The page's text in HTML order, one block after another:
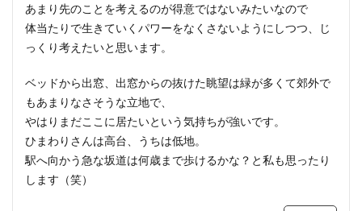
あまり先のことを考えるのが得意ではないみたいなので
体当たりで生きていくパワーをなくさないようにしつつ、じ
っくり考えたいと思います。
ベッドから出窓、出窓からの抜けた眺望は緑が多くて郊外で
もあまりなさそうな立地で、
やはりまだここに居たいという気持ちが強いです。
ひまわりさんは高台、うちは低地。
駅へ向かう急な坂道は何歳まで歩けるかな？と私も思ったり
します（笑）